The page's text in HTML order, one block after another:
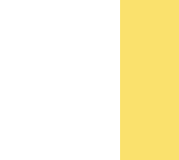
08. 통
사교
위력ㅣ
제4부.